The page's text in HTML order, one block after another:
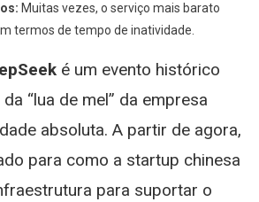
Muitas vezes, o serviço mais barato
termos de tempo de inatividade.
é um evento histórico
“lua de mel” da empresa
absoluta. A partir de agora,
para como a startup chinesa
para suportar o